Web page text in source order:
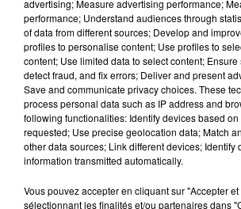
advertising; Measure advertising performance;
performance; Understand audiences through
of data from different sources; Develop and
profiles to personalise content; Use profiles to
content; Use limited data to select content;
detect fraud, and fix errors; Deliver and present
Save and communicate privacy choices. These
process personal data such as IP address and
following functionalities: Identify devices based
requested; Use precise geolocation data; Match
other data sources; Link different devices; Identify
information transmitted automatically.
Vous pouvez accepter en cliquant sur "Accepter
sélectionnant les finalités et/ou partenaires dans